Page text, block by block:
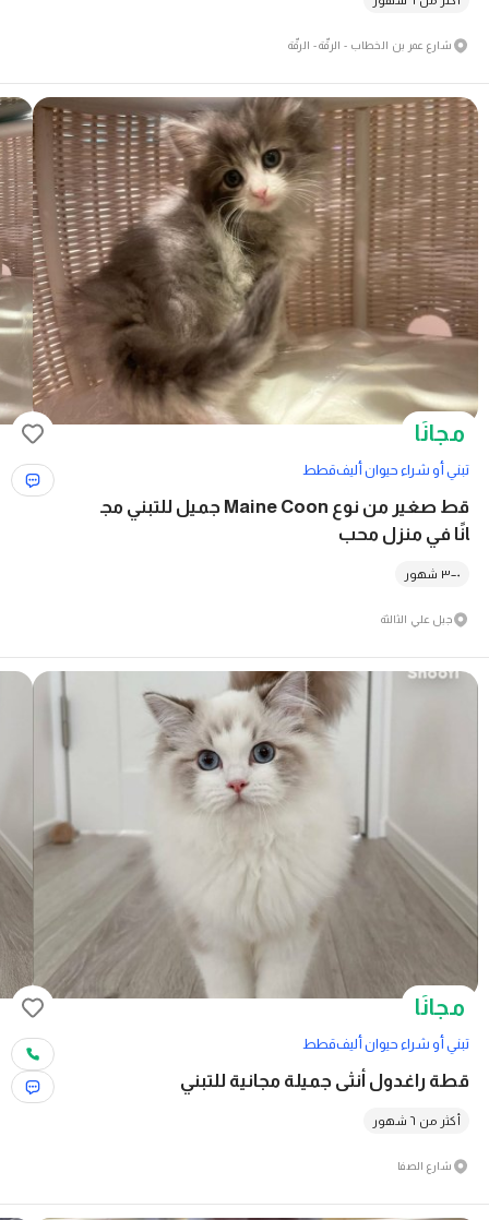
شارع عمر بن الخطاب - الرقّة - الرقّة
مجانًا
تبني أو شراء حيوان أليفقطط
قط صغير من نوع Maine Coon جميل للتبني مج
انًا في منزل محب
٠–٣ شهور
جبل علي الثالثة
مجانًا
تبني أو شراء حيوان أليفقطط
قطة راغدول أنثى جميلة مجانية للتبني
أكثر من ٦ شهور
شارع الصفا